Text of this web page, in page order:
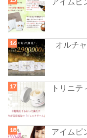
オルチ
トリニ
アイムピ